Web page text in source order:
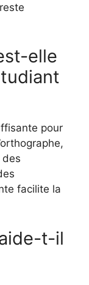
elle
pour
facilite la
t-il